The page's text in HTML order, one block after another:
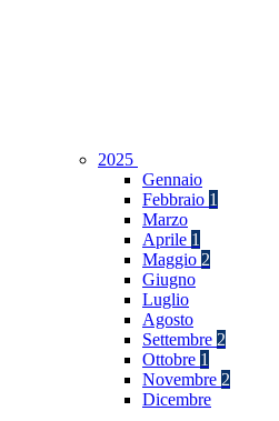
2025
Gennaio
Febbraio 1
Marzo
Aprile 1
Maggio 2
Giugno
Luglio
Agosto
Settembre 2
Ottobre 1
Novembre 2
Dicembre